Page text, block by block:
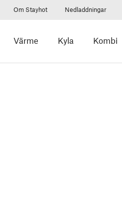
Om Stayhot Nedladdningar
Värme Kyla Kombi